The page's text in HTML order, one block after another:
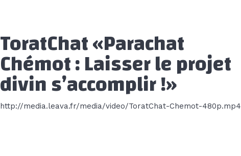
ToratChat «Parachat
Chémot : Laisser le projet
divin s’accomplir !»
http://media.leava.fr/media/video/ToratChat-Chemot-480p.mp4